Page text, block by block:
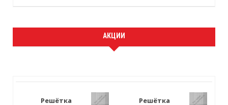
АКЦИИ
Решётка
Решётка